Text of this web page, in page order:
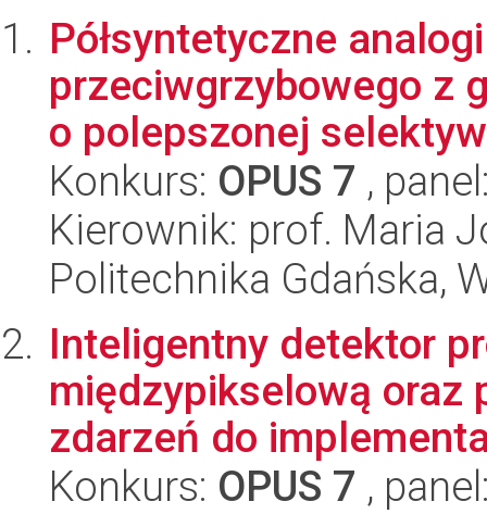
Półsyntetyczne
przeciwgrzybowego z
o polepszonej
Konkurs: OPUS 7 ,
Kierownik: prof. Maria
Politechnika Gdańska,
Inteligentny detektor
międzypikselową oraz
zdarzeń do
Konkurs: OPUS 7 ,